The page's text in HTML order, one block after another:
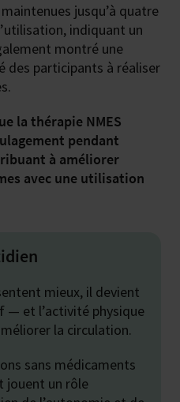
jusqu’à quatre
indiquant un
montré une
des participants à réaliser
la thérapie NMES
pendant
à améliorer
avec une utilisation
mieux, il devient
— et l’activité physique
la circulation.
sans médicaments
jouent un rôle